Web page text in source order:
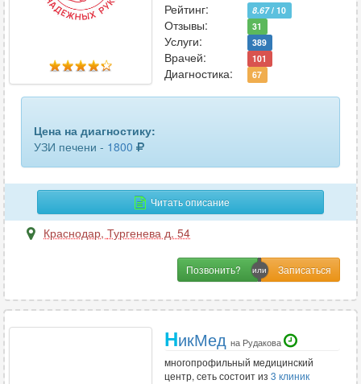
желчного пузыря с определением функции
забрюшинного пространства
кисти руки
кожи
коленного сустава 27
легких и бронхов 4
лимфоузлов брюшной полости 8
Рейтинг:
8.67/ 10
Отзывы: 31
Услуги: 389
Врачей: 101
Диагностика: 67
Цена на диагностику:
УЗИ печени - 1800
Читать описание
Краснодар, Тургенева д. 54
Позвонить?
НикМед на Рудакова
многопрофильный медицинский
центр, сеть состоит из 3 клиник